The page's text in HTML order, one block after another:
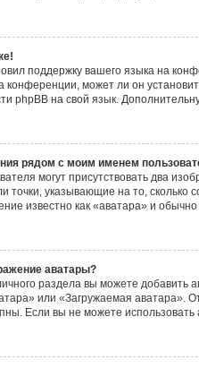
поддержку вашего языка на
конференции, может ли он
phpBB на свой язык.
рядом с моим именем
могут присутствовать два
точки, указывающие на то,
известно как «аватара» и
аватары?
раздела вы можете добавить
или «Загружаемая аватара».
Если вы не можете